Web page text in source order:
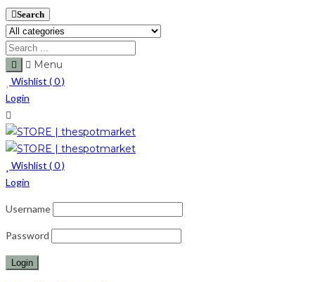
Search
Menu
Wishlist (0)
Login
Wishlist (0)
Login
Username
Password